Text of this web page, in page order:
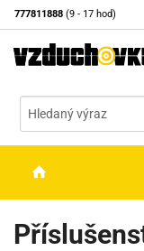
777811888 (9 - 17 hod)